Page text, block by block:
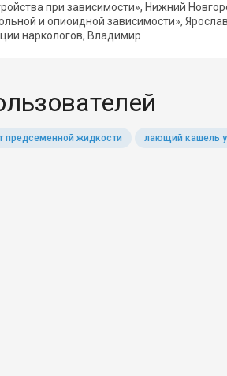
при зависимости», Нижний
и опиоидной зависимости»,
наркологов, Владимир
предсеменной жидкости лающий кашель